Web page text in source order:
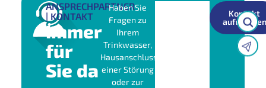
ANSPRECHPARTNER
| KONTAKT
Immer
für
Sie da
Haben Sie
Fragen zu
Ihrem
Trinkwasser,
Hausanschluss,
einer Störung
oder zur
Kontakt
aufnehmen